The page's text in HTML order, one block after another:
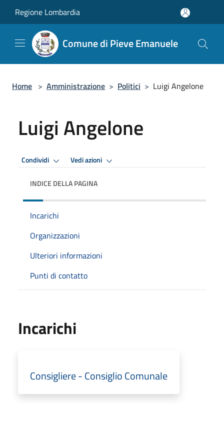
Regione Lombardia
Comune di Pieve Emanuele
Home > Amministrazione > Politici > Luigi Angelone
Luigi Angelone
Condividi Vedi azioni
INDICE DELLA PAGINA
Incarichi
Organizzazioni
Ulteriori informazioni
Punti di contatto
Incarichi
Consigliere - Consiglio Comunale